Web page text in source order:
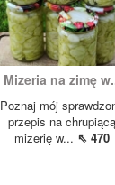
Mizeria na zimę
Poznaj mój
przepis na chrupiącą
mizerię w... ⇖ 470